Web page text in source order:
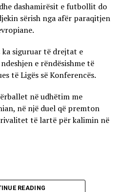
dashamirësit e futbollit do
sërish nga afër paraqitjen
siguruar të drejtat e
e rëndësishme të
të Ligës së Konferencës.
në udhëtim me
në një duel që premton
rivalitet të lartë për kalimin në
READING